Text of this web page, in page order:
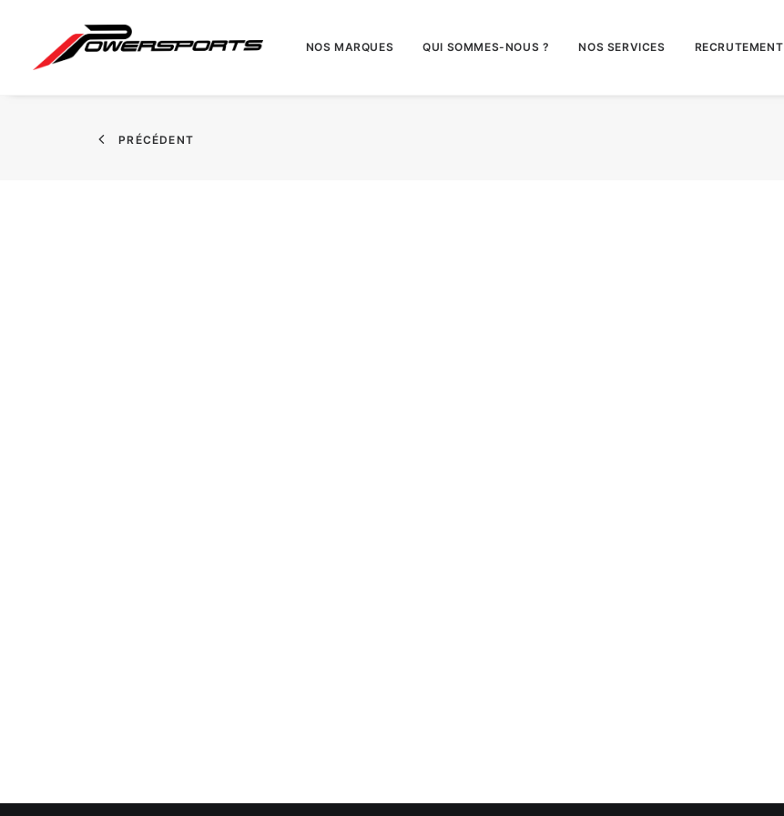
NOS MARQUES QUI SOMMES-NOUS ? NOS SERVICES RECRUTEMENT
PRÉCÉDENT